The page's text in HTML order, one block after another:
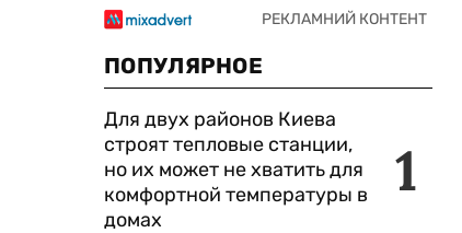
ПОПУЛЯРНОЕ
1
Для двух районов Киева
строят тепловые станции,
но их может не хватить для
комфортной температуры в
домах